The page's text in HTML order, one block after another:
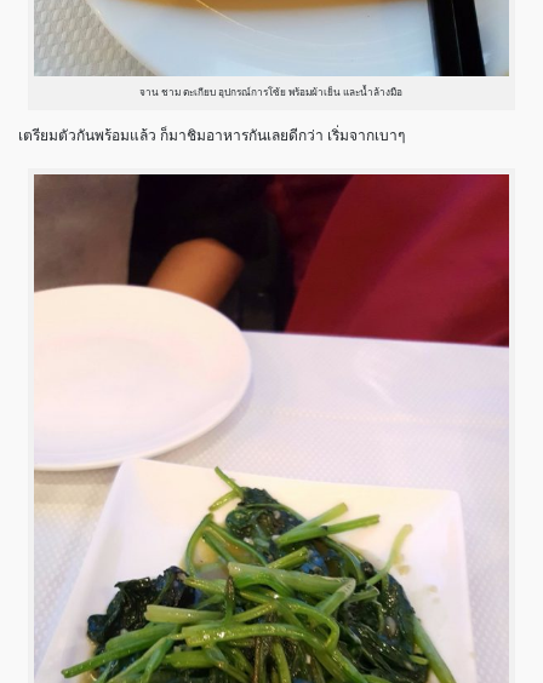
จาน ชาม ตะเกียบ อุปกรณ์การโซ้ย พร้อมผ้าเย็น และน้ำล้างมือ
เตรียมตัวกันพร้อมแล้ว ก็มาชิมอาหารกันเลยดีกว่า เริ่มจากเบาๆ